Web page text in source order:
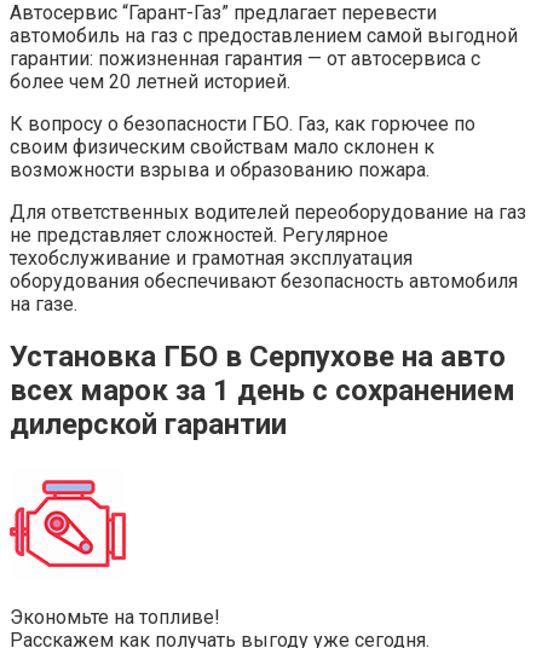
Автосервис “Гарант-Газ” предлагает перевести
автомобиль на газ с предоставлением самой выгодной
гарантии: пожизненная гарантия — от автосервиса с
более чем 20 летней историей.
К вопросу о безопасности ГБО. Газ, как горючее по
своим физическим свойствам мало склонен к
возможности взрыва и образованию пожара.
Для ответственных водителей переоборудование на газ
не представляет сложностей. Регулярное
техобслуживание и грамотная эксплуатация
оборудования обеспечивают безопасность автомобиля
на газе.
Установка ГБО в Серпухове на авто
всех марок за 1 день с сохранением
дилерской гарантии
Экономьте на топливе!
Расскажем как получать выгоду уже сегодня.